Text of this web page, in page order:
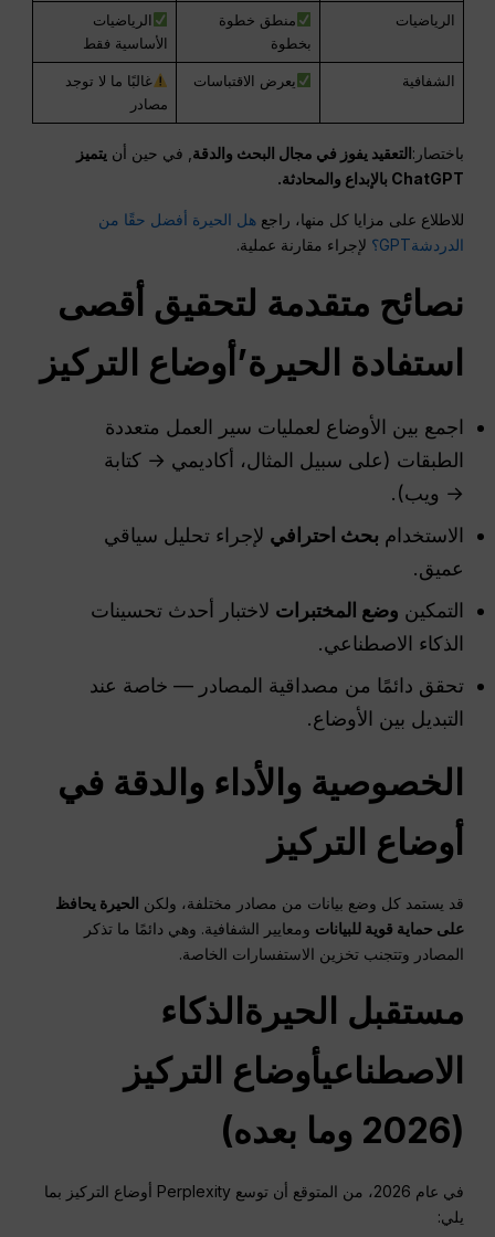
الرياضيات
منطق خطوة
بخطوة
الرياضيات
الأساسية فقط
الشفافية يعرض الاقتباسات
غالبًا ما لا توجد
مصادر
باختصار:التعقيد يفوز في مجال البحث والدقة , في حين أن يتميز
ChatGPT بالإبداع والمحادثة.
للاطلاع على مزايا كل منها، راجعهل الحيرة أفضل حقًا من
الدردشةGPT؟
لإجراء مقارنة عملية.
نصائح متقدمة لتحقيق أقصى
استفادة الحيرة’أوضاع التركيز
اجمع بين الأوضاع لعمليات سير العمل متعددة
الطبقات (على سبيل المثال، أكاديمي → كتابة
→ ويب).
الاستخدام بحث احترافي لإجراء تحليل سياقي
عميق.
التمكين وضع المختبرات لاختبار أحدث تحسينات
الذكاء الاصطناعي.
تحقق دائمًا من مصداقية المصادر — خاصة عند
التبديل بين الأوضاع.
الخصوصية والأداء والدقة في
أوضاع التركيز
قد يستمد كل وضع بيانات من مصادر مختلفة، ولكن الحيرة يحافظ
على حماية قوية للبيانات ومعايير الشفافية. وهي دائمًا ما تذكر
المصادر وتتجنب تخزين الاستفسارات الخاصة.
مستقبل الحيرةالذكاء
الاصطناعيأوضاع التركيز
(2026 وما بعده)
في عام 2026، من المتوقع أن توسع Perplexity أوضاع التركيز بما
يلي: